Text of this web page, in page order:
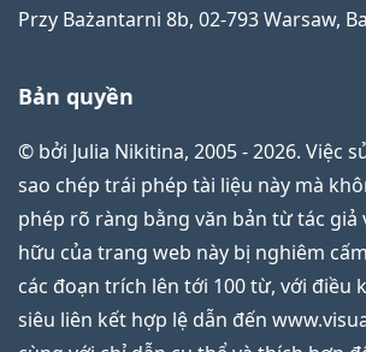
Przy Bażantarni 8b, 02-793Warsaw,
Bản quyền
© bởi Julia Nikitina, 2005 - 2026. Việc
sao chép trái phép tài liệu này mà
phép rõ ràng bằng văn bản từ tác giả
hữu của trang web này bị nghiêm
các đoạn trích lên tới 100 từ, với điều
siêu liên kết hợp lệ dẫn đến